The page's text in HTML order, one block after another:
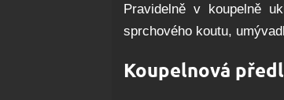
Pravidelně v koupelně
sprchového koutu,
Koupelnová